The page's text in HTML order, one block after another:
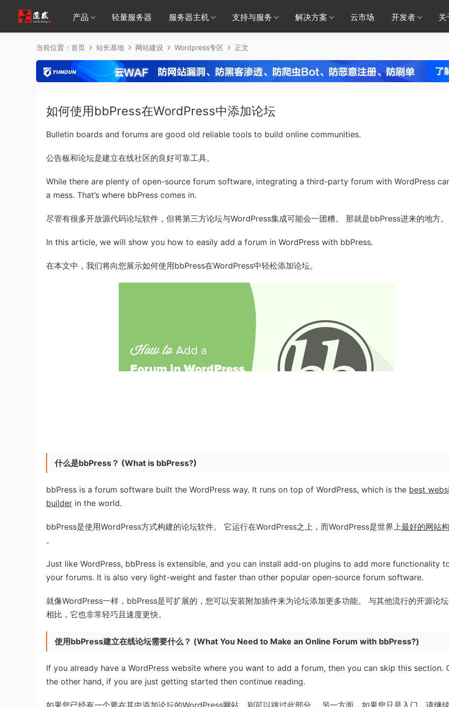
产品 轻量服务器 服务器主机 支持与服务 解决方案 云市场 开发者 关
当前位置： 首页 站长基地 网站建设 Wordpress专区 正文
如何使用bbPress在WordPress中添加论坛
Bulletin boards and forums are good old reliable tools to build online communities.
公告板和论坛是建立在线社区的良好可靠工具。
While there are plenty of open-source forum software, integrating a third-party forum with WordPress
a mess. That’s where bbPress comes in.
尽管有很多开放源代码论坛软件，但将第三方论坛与WordPress集成可能会一团糟。 那就是bbPress进来的地方。
In this article, we will show you how to easily add a forum in WordPress with bbPress.
在本文中，我们将向您展示如何使用bbPress在WordPress中轻松添加论坛。
什么是bbPress？ (What is bbPress?)
bbPress is a forum software built the WordPress way. It runs on top of WordPress, which is the best
builder in the world.
bbPress是使用WordPress方式构建的论坛软件。 它运行在WordPress之上，而WordPress是世界上最好的网站
。
Just like WordPress, bbPress is extensible, and you can install add-on plugins to add more functionality
your forums. It is also very light-weight and faster than other popular open-source forum software.
就像WordPress一样，bbPress是可扩展的，您可以安装附加插件来为论坛添加更多功能。 与其他流行的开源论
相比，它也非常轻巧且速度更快。
使用bbPress建立在线论坛需要什么？ (What You Need to Make an Online Forum with bbPress?)
If you already have a WordPress website where you want to add a forum, then you can skip this section.
the other hand, if you are just getting started then continue reading.
如果您已经有一个要在其中添加论坛的WordPress网站，则可以跳过此部分。 另一方面，如果您只是入门，请继